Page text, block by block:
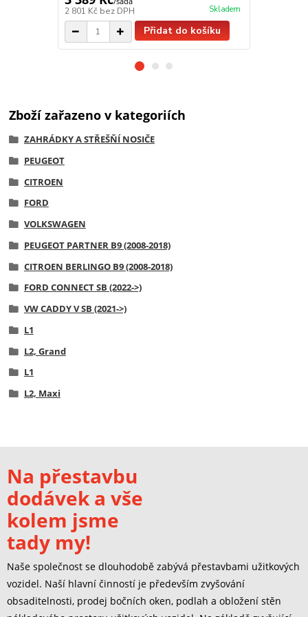
2 801 Kč bez DPH Skladem
Přidat do košíku
Zboží zařazeno v kategoriích
ZAHRÁDKY A STŘEŠŇÍ NOSIČE
PEUGEOT
CITROEN
FORD
VOLKSWAGEN
PEUGEOT PARTNER B9 (2008-2018)
CITROEN BERLINGO B9 (2008-2018)
FORD CONNECT SB (2022->)
VW CADDY V SB (2021->)
L1
L2, Grand
L1
L2, Maxi
Na přestavbu
dodávek a vše
kolem jsme
tady my!
Naše společnost se dlouhodobě zabývá přestavbami užitkových
vozidel. Naší hlavní činností je především zvyšování
obsaditelnosti, prodej bočních oken, podlah a obložení stěn